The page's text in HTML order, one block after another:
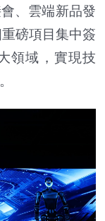
、雲端新品發
磅項目集中簽
領域，實現技